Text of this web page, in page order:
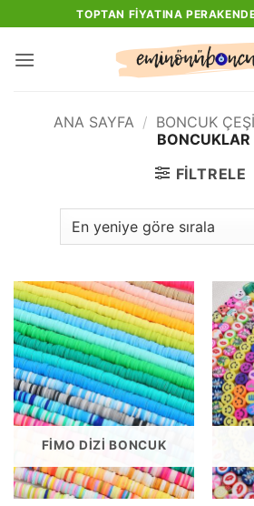
atla
TOPTAN FIYATINA
ANA SAYFA / BONCUK
BONCUKLAR
FILTRELE
FIMO DIZI BONCUK